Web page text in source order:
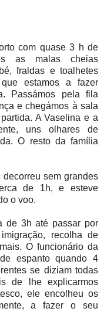
com quase 3 h de
as malas cheias
fraldas e toalhetes
estamos a fazer
Passámos pela fila
e chegámos à sala
A Vaselina e a
uns olhares de
O resto da família
sem grandes
de 1h, e esteve
o voo.
de 3h até passar por
recolha de
O funcionário da
espanto quando 4
se diziam todas
de lhe explicarmos
ele encolheu os
a fazer o seu